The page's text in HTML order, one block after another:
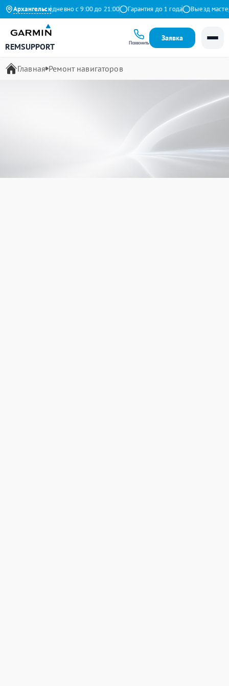
Архангельск
Ежедневно с 9:00 до 21:00 Гарантия до 1 года Выезд мастера
REMSUPPORT Позвонить
Заявка
Главная Ремонт навигаторов